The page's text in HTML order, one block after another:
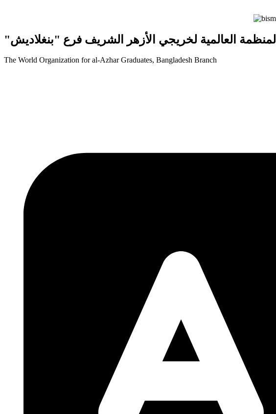
"المنظمة العالمية لخريجي الأزهر الشريف فرع "بنغلاديش
The World Organization for al-Azhar Graduates, Bangladesh Branch